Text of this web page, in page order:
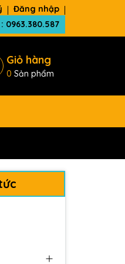
Đăng nhập
0963.380.587
Giỏ hàng
0 Sản phẩm